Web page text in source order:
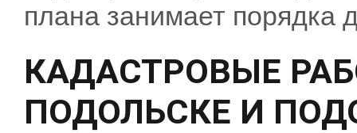
плана занимает порядка
КАДАСТРОВЫЕ
ПОДОЛЬСКЕ И